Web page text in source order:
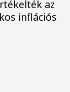
az
inflációs